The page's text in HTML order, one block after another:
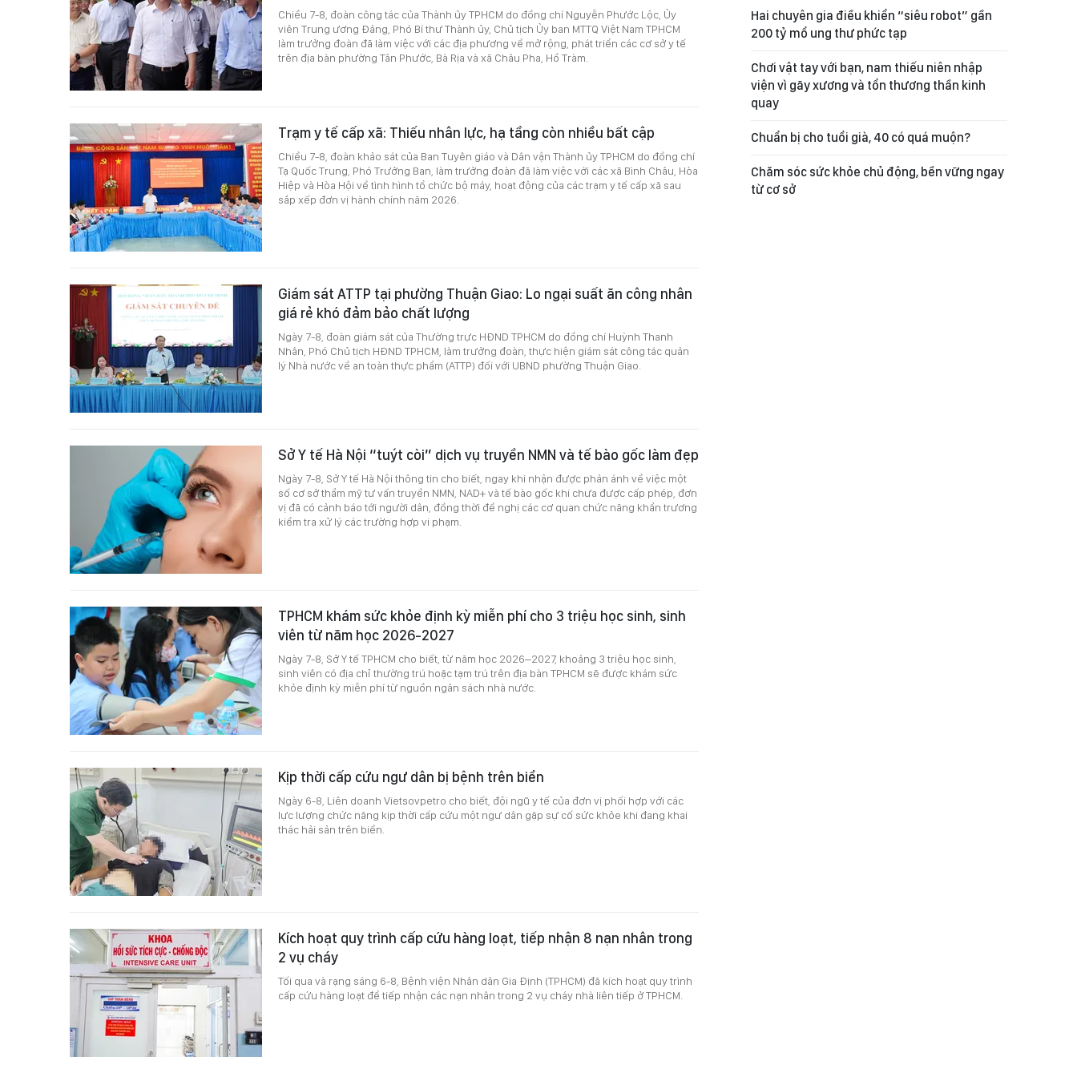
Chiều 7-8, đoàn công tác của Thành ủy TPHCM do đồng chí Nguyễn Phước Lộc, Ủy
viên Trung ương Đảng, Phó Bí thư Thành ủy, Chủ tịch Ủy ban MTTQ Việt Nam TPHCM
làm trưởng đoàn đã làm việc với các địa phương về mở rộng, phát triển các cơ sở y tế
trên địa bàn phường Tân Phước, Bà Rịa và xã Châu Pha, Hồ Tràm.
Trạm y tế cấp xã: Thiếu nhân lực, hạ tầng còn nhiều bất cập
Chiều 7-8, đoàn khảo sát của Ban Tuyên giáo và Dân vận Thành ủy TPHCM do đồng chí
Tạ Quốc Trung, Phó Trưởng Ban, làm trưởng đoàn đã làm việc với các xã Bình Châu, Hòa
Hiệp và Hòa Hội về tình hình tổ chức bộ máy, hoạt động của các trạm y tế cấp xã sau
sắp xếp đơn vị hành chính năm 2026.
Giám sát ATTP tại phường Thuận Giao: Lo ngại suất ăn công nhân
giá rẻ khó đảm bảo chất lượng
Ngày 7-8, đoàn giám sát của Thường trực HĐND TPHCM do đồng chí Huỳnh Thanh
Nhân, Phó Chủ tịch HĐND TPHCM, làm trưởng đoàn, thực hiện giám sát công tác quản
lý Nhà nước về an toàn thực phẩm (ATTP) đối với UBND phường Thuận Giao.
Sở Y tế Hà Nội “tuýt còi” dịch vụ truyền NMN và tế bào gốc làm đẹp
Ngày 7-8, Sở Y tế Hà Nội thông tin cho biết, ngay khi nhận được phản ánh về việc một
số cơ sở thẩm mỹ tư vấn truyền NMN, NAD+ và tế bào gốc khi chưa được cấp phép, đơn
vị đã có cảnh báo tới người dân, đồng thời đề nghị các cơ quan chức năng khẩn trương
kiểm tra xử lý các trường hợp vi phạm.
TPHCM khám sức khỏe định kỳ miễn phí cho 3 triệu học sinh, sinh
viên từ năm học 2026-2027
Ngày 7-8, Sở Y tế TPHCM cho biết, từ năm học 2026–2027, khoảng 3 triệu học sinh,
sinh viên có địa chỉ thường trú hoặc tạm trú trên địa bàn TPHCM sẽ được khám sức
khỏe định kỳ miễn phí từ nguồn ngân sách nhà nước.
Kịp thời cấp cứu ngư dân bị bệnh trên biển
Ngày 6-8, Liên doanh Vietsovpetro cho biết, đội ngũ y tế của đơn vị phối hợp với các
lực lượng chức năng kịp thời cấp cứu một ngư dân gặp sự cố sức khỏe khi đang khai
thác hải sản trên biển.
Kích hoạt quy trình cấp cứu hàng loạt, tiếp nhận 8 nạn nhân trong
2 vụ cháy
Tối qua và rạng sáng 6-8, Bệnh viện Nhân dân Gia Định (TPHCM) đã kích hoạt quy trình
cấp cứu hàng loạt để tiếp nhận các nạn nhân trong 2 vụ cháy nhà liên tiếp ở TPHCM.
Hai chuyên gia điều khiển “siêu robot” gần
200 tỷ mổ ung thư phức tạp
Chơi vật tay với bạn, nam thiếu niên nhập
viện vì gãy xương và tổn thương thần kinh
quay
Chuẩn bị cho tuổi già, 40 có quá muộn?
Chăm sóc sức khỏe chủ động, bền vững ngay
từ cơ sở